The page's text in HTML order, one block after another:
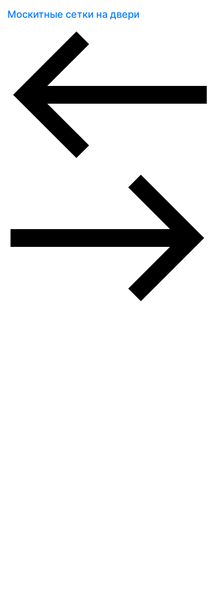
Москитные сетки на двери